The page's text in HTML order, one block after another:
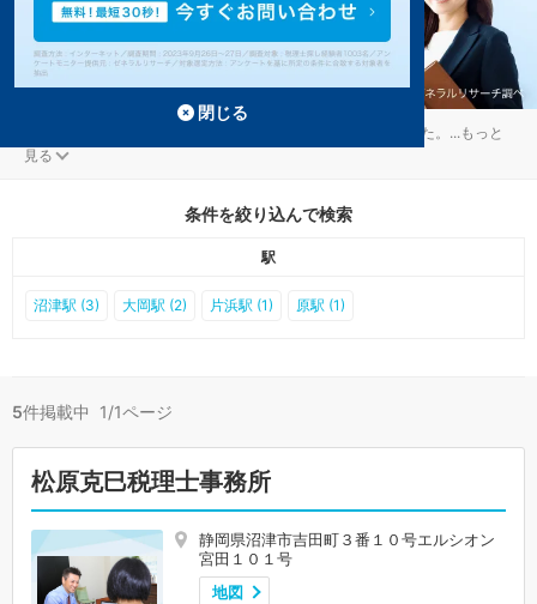
沼津の税金・お金対策を扱う税理士事務所が5件見つかりました。 ...もっと
見る
条件を絞り込んで検索
駅
沼津駅 (3) 大岡駅 (2) 片浜駅 (1) 原駅 (1)
5件掲載中 1/1ページ
松原克巳税理士事務所
静岡県沼津市吉田町３番１０号エルシオン
宮田１０１号
地図
閉じる